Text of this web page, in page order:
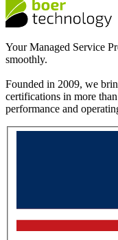
Your Managed Service
smoothly.
Founded in 2009, we
certifications in more
performance and